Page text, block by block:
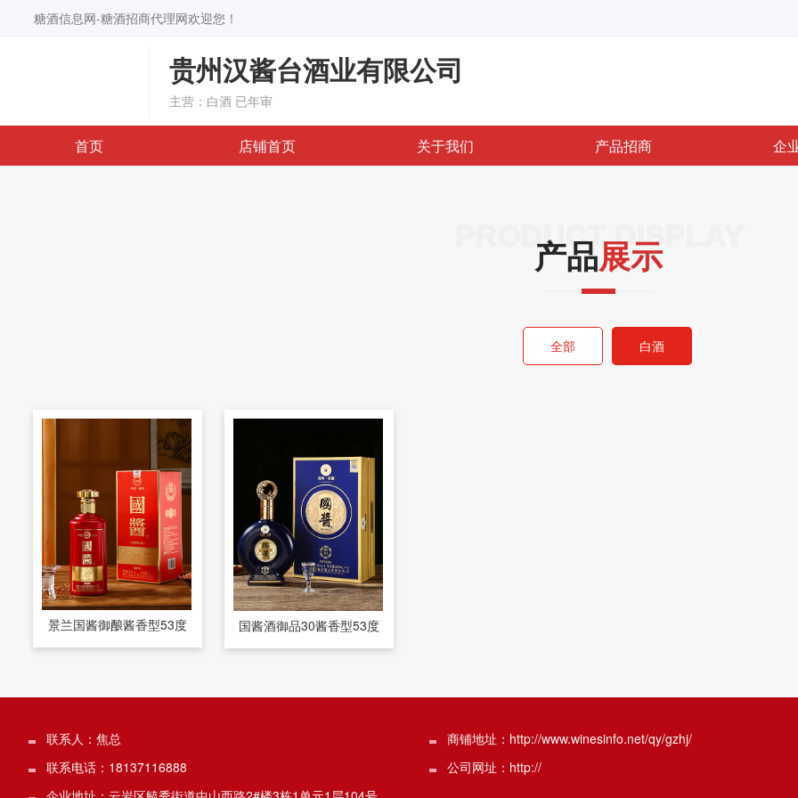
糖酒信息网-糖酒招商代理网欢迎您！
贵州汉酱台酒业有限公司
主营：白酒 已年审
首页 店铺首页 关于我们 产品招商 企
PRODUCT DISPLAY
产品展示
全部 白酒
景兰国酱御酿酱香型53度 国酱酒御品30酱香型53度
联系人：焦总
联系电话：18137116888
商铺地址：http://www.winesinfo.net/qy/gzhj/
公司网址：http://